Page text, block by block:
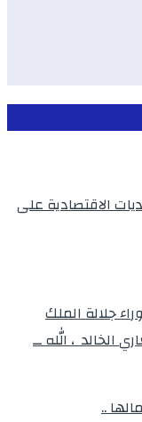
الاقتصادية على
جلالة الملك
، الله ــ
..